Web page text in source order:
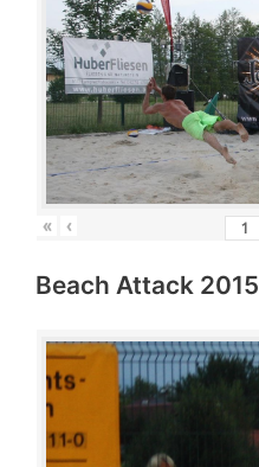
« ‹
Beach Attack 2015